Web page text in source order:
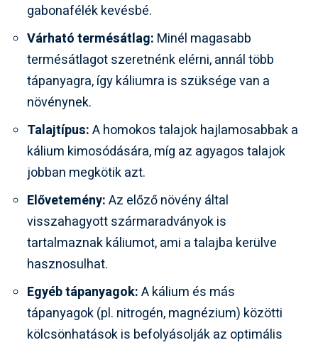
gabonafélék kevésbé.
Várható termésátlag: Minél magasabb
termésátlagot szeretnénk elérni, annál több
tápanyagra, így káliumra is szüksége van a
növénynek.
Talajtípus:A homokos talajok hajlamosabbak a
kálium kimosódására, míg az agyagos talajok
jobban megkötik azt.
Elővetemény:Az előző növény által
visszahagyott szármaradványok is
tartalmaznak káliumot, ami a talajba kerülve
hasznosulhat.
Egyéb tápanyagok:A kálium és más
tápanyagok (pl. nitrogén, magnézium) közötti
kölcsönhatások is befolyásolják az optimális